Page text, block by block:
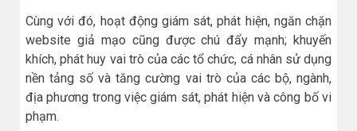
Cùng với đó, hoạt động giám sát, phát hiện, ngăn chặn
website giả mạo cũng được chú đẩy mạnh; khuyến
khích, phát huy vai trò của các tổ chức, cá nhân sử dụng
nền tảng số và tăng cường vai trò của các bộ, ngành,
địa phương trong việc giám sát, phát hiện và công bố vi
phạm.